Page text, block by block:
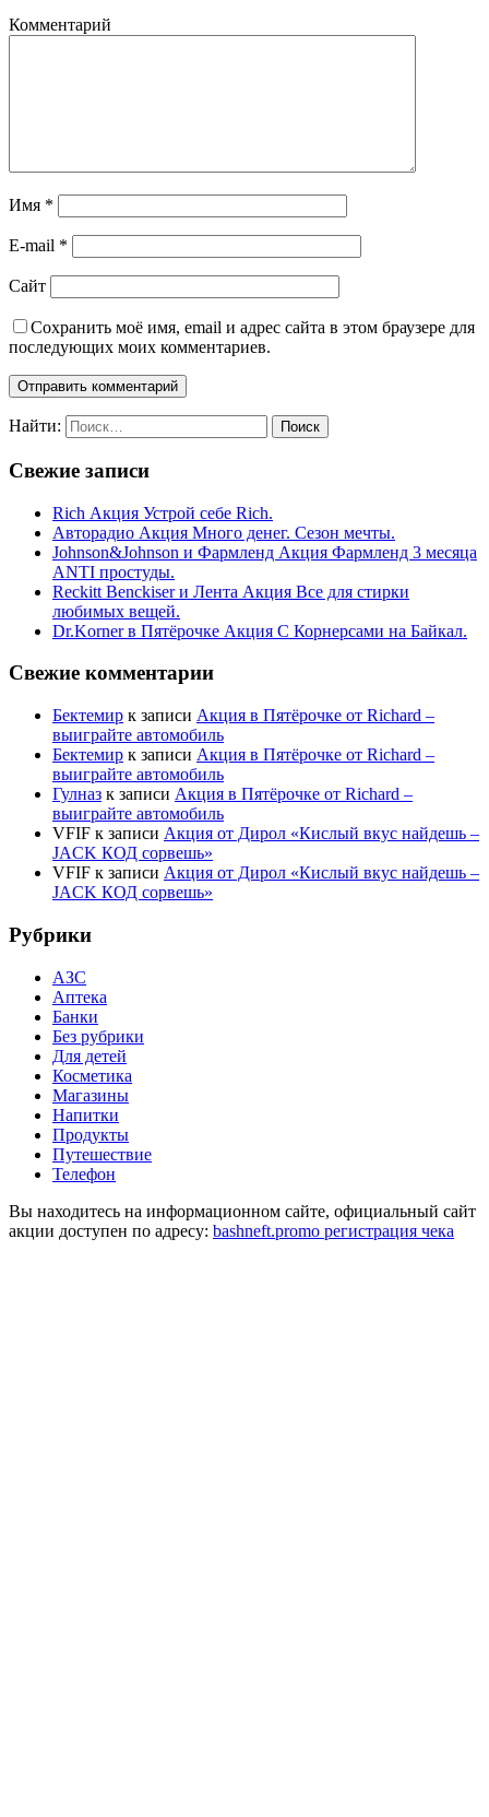
Комментарий
Имя *
E-mail *
Сайт
Сохранить моё имя, email и адрес сайта в этом браузере для
последующих моих комментариев.
Найти:
Свежие записи
Rich Акция Устрой себе Rich.
Авторадио Акция Много денег. Сезон мечты.
Johnson&Johnson и Фармленд Акция Фармленд 3 месяца
ANTI простуды.
Reckitt Benckiser и Лента Акция Все для стирки
любимых вещей.
Dr.Korner в Пятёрочке Акция С Корнерсами на Байкал.
Свежие комментарии
Бектемир к записи Акция в Пятёрочке от Richard –
выиграйте автомобиль
Бектемир к записи Акция в Пятёрочке от Richard –
выиграйте автомобиль
Гулназ к записи Акция в Пятёрочке от Richard –
выиграйте автомобиль
VFIF к записи Акция от Дирол «Кислый вкус найдешь –
JACK КОД сорвешь»
VFIF к записи Акция от Дирол «Кислый вкус найдешь –
JACK КОД сорвешь»
Рубрики
АЗС
Аптека
Банки
Без рубрики
Для детей
Косметика
Магазины
Напитки
Продукты
Путешествие
Телефон
Вы находитесь на информационном сайте, официальный сайт
акции доступен по адресу: bashneft.promo регистрация чека